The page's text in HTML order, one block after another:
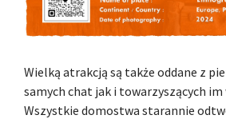
Wielką atrakcją są także oddane z
samych chat jak i towarzyszących
Wszystkie domostwa starannie